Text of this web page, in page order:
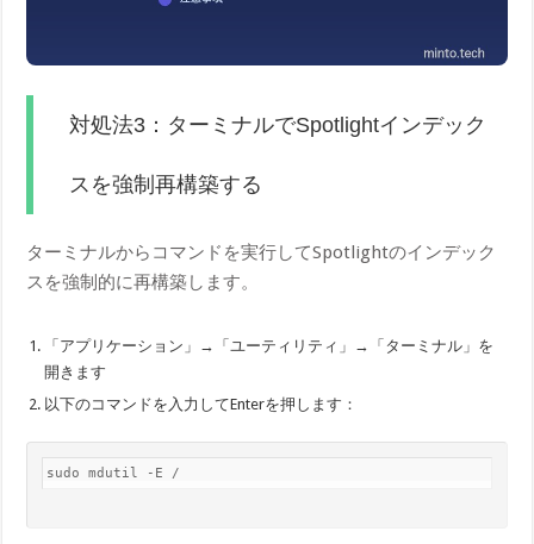
対処法3：ターミナルでSpotlightインデック
スを強制再構築する
ターミナルからコマンドを実行してSpotlightのインデック
スを強制的に再構築します。
「アプリケーション」→「ユーティリティ」→「ターミナル」を
開きます
以下のコマンドを入力してEnterを押します：
sudo mdutil -E /